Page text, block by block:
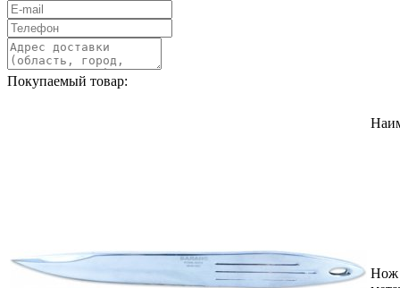
Покупаемый товар:
Нож